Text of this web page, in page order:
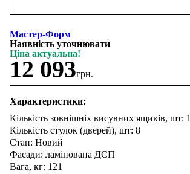
Мастер-Форм
Наявність уточнювати
Ціна актуальна!
12 093грн.
Характеристики:
Кількість зовнішніх висувних ящиків, шт: 1
Кількість стулок (дверей), шт: 8
Стан: Новий
Фасади: ламінована ДСП
Вага, кг: 121